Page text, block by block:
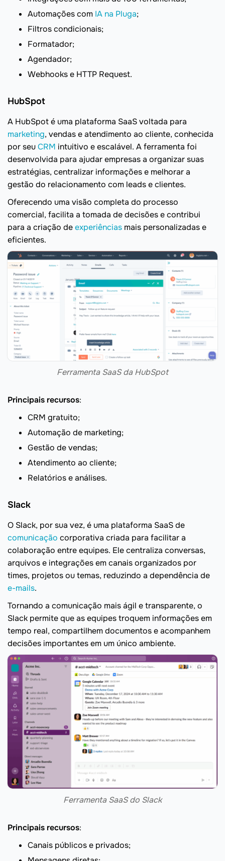
Automações com IA na Pluga;
Filtros condicionais;
Formatador;
Agendador;
Webhooks e HTTP Request.
HubSpot
A HubSpot é uma plataforma SaaS voltada para
marketing, vendas e atendimento ao cliente, conhecida
por seuCRM intuitivo e escalável. A ferramenta foi
desenvolvida para ajudar empresas a organizar suas
estratégias, centralizar informações e melhorar a
gestão do relacionamento com leads e clientes.
Oferecendo uma visão completa do processo
comercial, facilita a tomada de decisões e contribui
para a criação deexperiências mais personalizadas e
eficientes.
Ferramenta SaaS da HubSpot
Principais recursos:
CRM gratuito;
Automação de marketing;
Gestão de vendas;
Atendimento ao cliente;
Relatórios e análises.
Slack
O Slack, por sua vez, é uma plataforma SaaS de
comunicação corporativa criada para facilitar a
colaboração entre equipes. Ele centraliza conversas,
arquivos e integrações em canais organizados por
times, projetos ou temas, reduzindo a dependência de
e-mails.
Tornando a comunicação mais ágil e transparente, o
Slack permite que as equipes troquem informações em
tempo real, compartilhem documentos e acompanhem
decisões importantes em um único ambiente.
Ferramenta SaaS do Slack
Principais recursos:
Canais públicos e privados;